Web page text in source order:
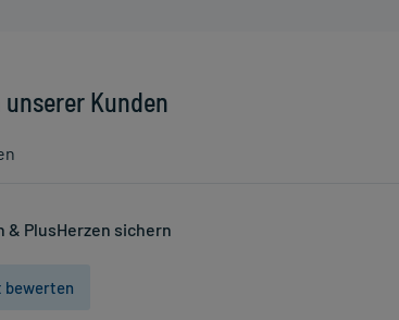
Kunden
PlusHerzen sichern